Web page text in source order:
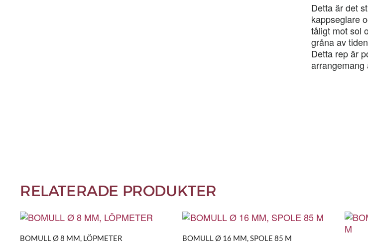
Detta är det
kappseglare
tåligt mot sol
gråna av
Detta rep är
arrangemang
RELATERADE PRODUKTER
BOMULL Ø 8 MM, LÖPMETER BOMULL Ø 16 MM, SPOLE 85 M